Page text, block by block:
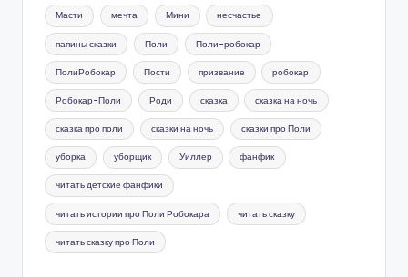
Масти мечта Мини несчастье
папины сказки Поли Поли-робокар
ПолиРобокар Пости призвание робокар
Робокар-Поли Роди сказка сказка на ночь
сказка про поли сказки на ночь сказки про Поли
уборка уборщик Уиллер фанфик
читать детские фанфики
читать истории про Поли Робокара читать сказку
читать сказку про Поли